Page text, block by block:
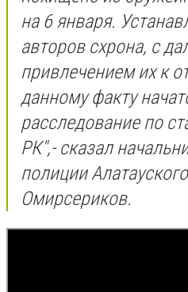
на 6 января.
авторов схрона, с
привлечением их к
данному факту
расследование по
РК",- сказал
полиции
Омирсериков.